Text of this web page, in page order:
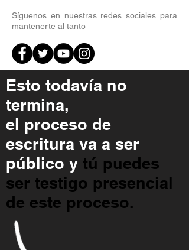
Síguenos en nuestras redes sociales para
mantenerte al tanto
Esto todavía no
termina,
el proceso de
escritura va a ser
público y tú puedes
ser testigo presencial
de este proceso.